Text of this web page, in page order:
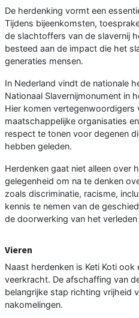
De herdenking vormt een
Tijdens bijeenkomsten,
de slachtoffers van de slavernij
besteed aan de impact die het
generaties mensen.
In Nederland vindt de nationale
Nationaal Slavernijmonument in
Hier komen vertegenwoordigers
maatschappelijke organisaties
respect te tonen voor degenen
hebben geleden.
Herdenken gaat niet alleen over
gelegenheid om na te denken
zoals discriminatie, racisme,
kennis te nemen van de
de doorwerking van het
Vieren
Naast herdenken is Keti Koti ook
veerkracht. De afschaffing van
belangrijke stap richting vrijheid
nakomelingen.